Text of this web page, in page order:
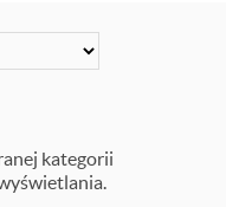
kategorii